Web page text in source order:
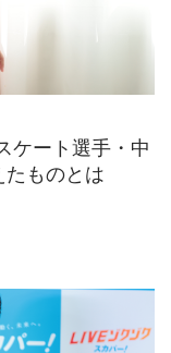
ケート選手・中
たものとは